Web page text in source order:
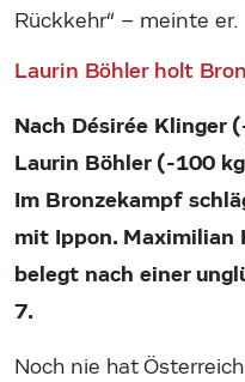
Rückkehr“ – meinte er.
Laurin Böhler holt
Nach Désirée Klinger
Laurin Böhler (-100
Im Bronzekampf
mit Ippon. Maximilian
belegt nach einer
7.
Noch nie hat